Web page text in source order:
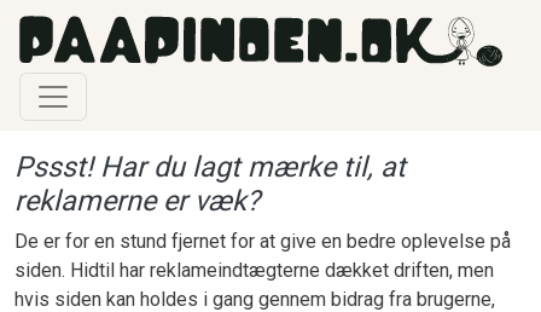
Gå til hovedindhold
Pssst! Har du lagt mærke til, at
reklamerne er væk?
De er for en stund fjernet for at give en bedre oplevelse på
siden. Hidtil har reklameindtægterne dækket driften, men
hvis siden kan holdes i gang gennem bidrag fra brugerne,